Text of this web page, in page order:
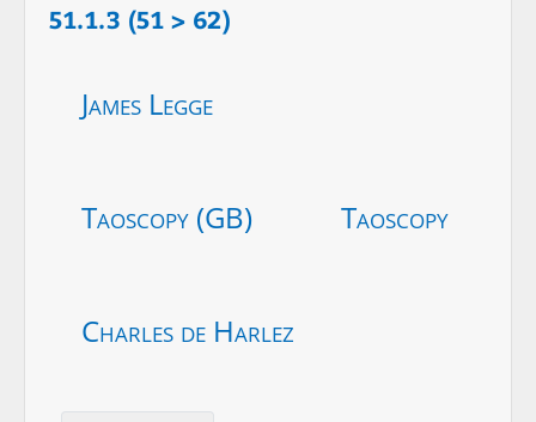
51.1.3 (51 > 62)
James Legge
Taoscopy (GB) Taoscopy
Charles de Harlez